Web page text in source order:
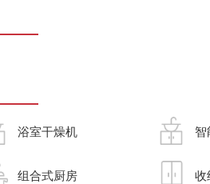
浴室干燥机
组合式厨房 收